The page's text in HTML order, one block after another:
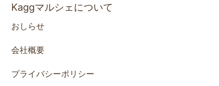
Kaggマルシェについて
おしらせ
会社概要
プライバシーポリシー